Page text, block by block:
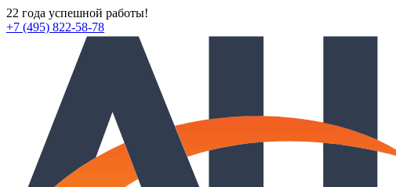
22 года успешной работы!
+7 (495) 822-58-78